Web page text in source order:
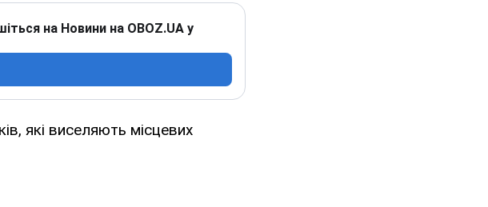
на Новини на OBOZ.UA у
які виселяють місцевих